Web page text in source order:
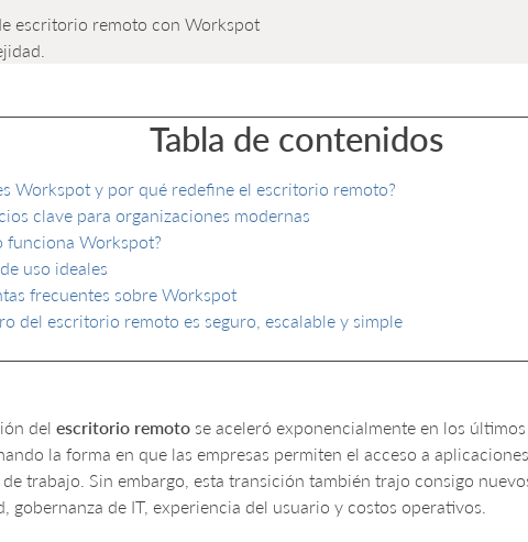
escritorio remoto con Workspot
Tabla de contenidos
Workspot y por qué redefine el escritorio remoto?
clave para organizaciones modernas
funciona Workspot?
uso ideales
frecuentes sobre Workspot
del escritorio remoto es seguro, escalable y simple
del escritorio remoto se aceleró exponencialmente en los
la forma en que las empresas permiten el acceso a
trabajo. Sin embargo, esta transición también trajo consigo
gobernanza de IT, experiencia del usuario y costos operativos.